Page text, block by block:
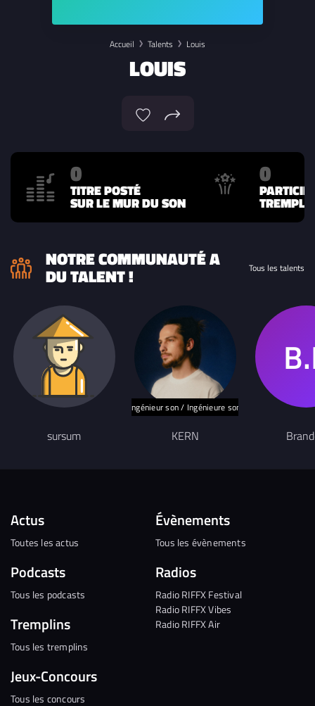
Accueil Talents Louis
LOUIS
0
TITRE POSTÉ
SUR LE MUR DU SON
0
NOTRE COMMUNAUTÉ A
DU TALENT ! Tous les talents
sursum
Ingénieur son / Ingénieure son
KERN
Actus
Toutes les actus
Podcasts
Tous les podcasts
Tremplins
Tous les tremplins
Jeux-Concours
Tous les concours
Évènements
Tous les évènements
Radios
Radio RIFFX Festival
Radio RIFFX Vibes
Radio RIFFX Air